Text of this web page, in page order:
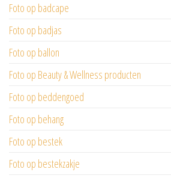
Foto op badcape
Foto op badjas
Foto op ballon
Foto op Beauty & Wellness producten
Foto op beddengoed
Foto op behang
Foto op bestek
Foto op bestekzakje